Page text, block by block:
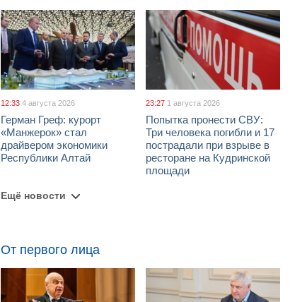
12:33 4 августа 2026
Герман Греф: курорт
«Манжерок» стал
драйвером экономики
Республики Алтай
23:27 1 августа 2026
Попытка пронести СВУ:
Три человека погибли и 17
пострадали при взрыве в
ресторане на Кудринской
площади
Ещё новости
От первого лица